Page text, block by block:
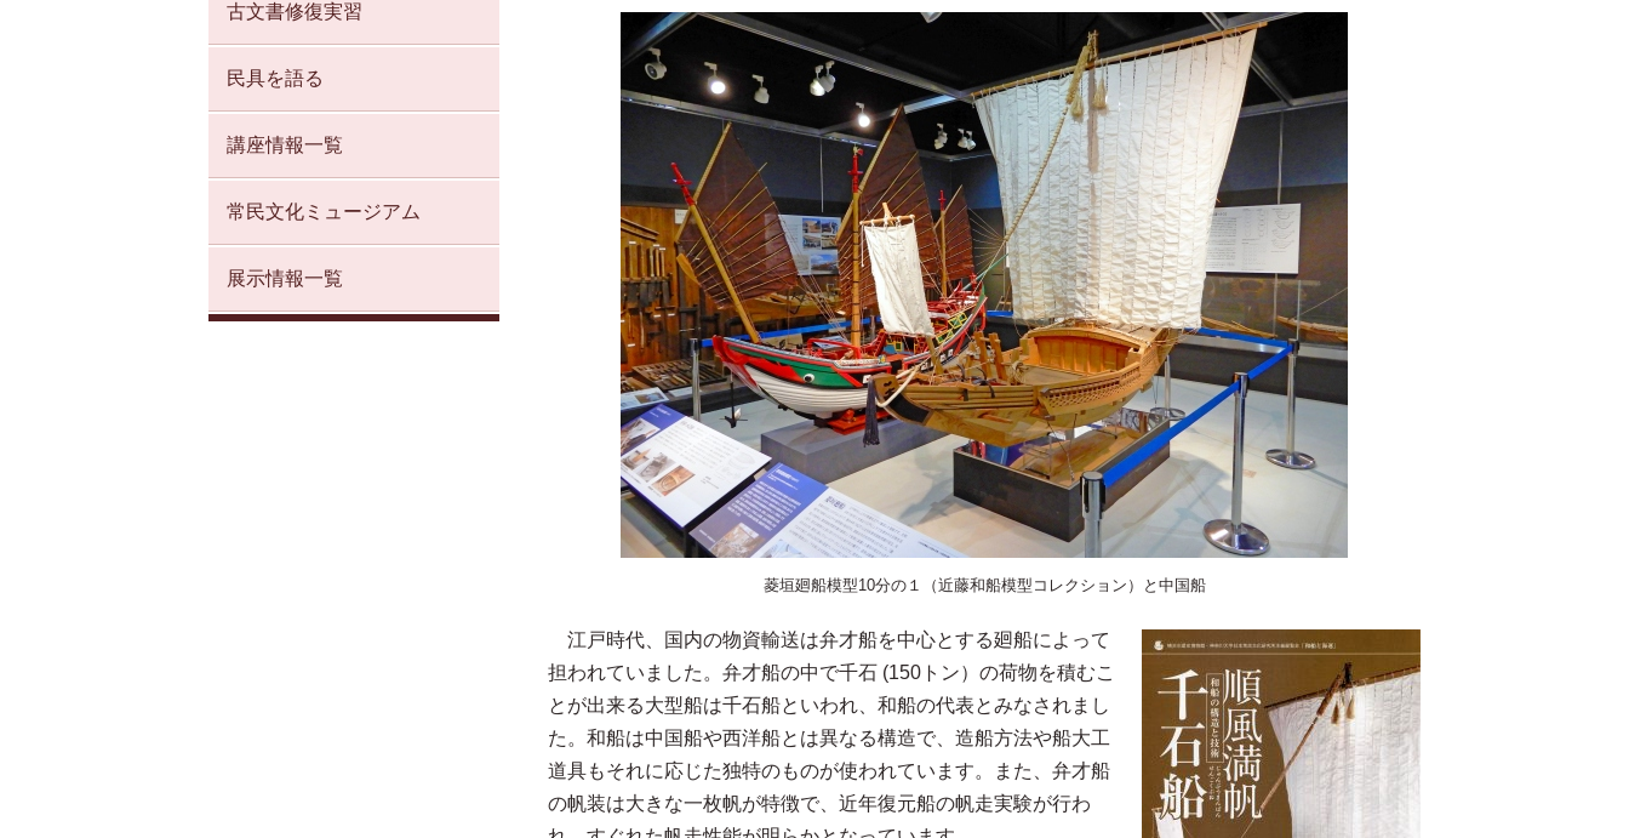
菱垣廻船模型10分の１（近藤和船模型コレクション）と中国船
江戸時代、国内の物資輸送は弁才船を中心とする廻船によって
担われていました。弁才船の中で千石 (150トン）の荷物を積むこ
とが出来る大型船は千石船といわれ、和船の代表とみなされまし
た。和船は中国船や西洋船とは異なる構造で、造船方法や船大工
道具もそれに応じた独特のものが使われています。また、弁才船
の帆装は大きな一枚帆が特徴で、近年復元船の帆走実験が行わ
古文書修復実習
民具を語る
講座情報一覧
常民文化ミュージアム
展示情報一覧